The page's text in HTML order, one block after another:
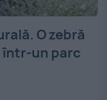
O zebră
un parc